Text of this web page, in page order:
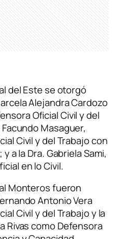
del Este se otorgó
Alejandra Cardozo
Oficial Civil y del
Masaguer,
Civil y del Trabajo con
a la Dra. Gabriela Sami,
en lo Civil.
Monteros fueron
Antonio Vera
Civil y del Trabajo y la
Rivas como Defensora